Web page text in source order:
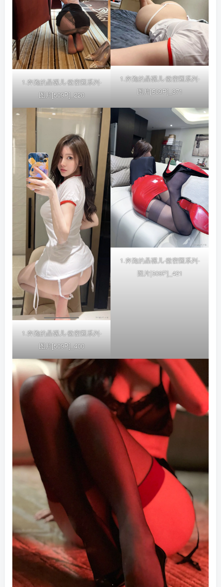
1.奔跑的晶骡儿-微密圈系列-
图片[509P]_220
1.奔跑的晶骡儿-微密圈系列-
图片[509P]_371
1.奔跑的晶骡儿-微密圈系列-
图片[509P]_400
1.奔跑的晶骡儿-微密圈系列-
图片[509P]_421